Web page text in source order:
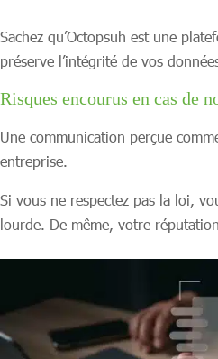
Sachez qu’Octopsuh est une
préserve l’intégrité de vos
Risques encourus en cas de
Une communication perçue
entreprise.
Si vous ne respectez pas la loi,
lourde. De même, votre